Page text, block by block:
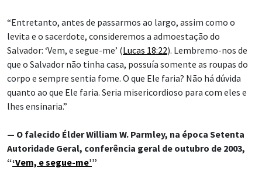
“Entretanto, antes de passarmos ao largo, assim como o
levita e o sacerdote, consideremos a admoestação do
Salvador: ‘Vem, e segue-me’ (Lucas 18:22). Lembremo-nos de
que o Salvador não tinha casa, possuía somente as roupas do
corpo e sempre sentia fome. O que Ele faria? Não há dúvida
quanto ao que Ele faria. Seria misericordioso para com eles e
lhes ensinaria.”
— O falecido Élder William W. Parmley, na época Setenta
Autoridade Geral, conferência geral de outubro de 2003,
“‘Vem, e segue-me’”